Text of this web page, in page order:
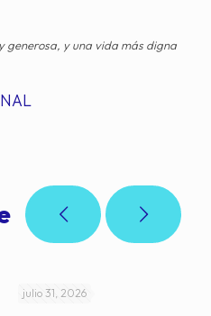
generosa, y una vida más digna
julio 31, 2026